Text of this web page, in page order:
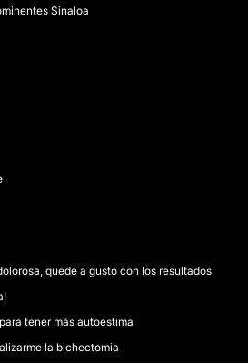
Sinaloa
quedé a gusto con los resultados
tener más autoestima
la bichectomia